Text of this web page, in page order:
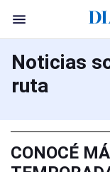
Noticias
ruta
CONOCÉ